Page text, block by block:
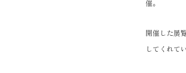
催。
開催した展
してくれて